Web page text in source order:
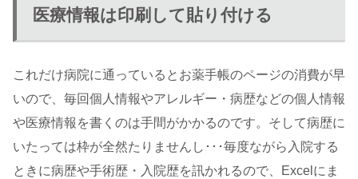
医療情報は印刷して貼り付ける
これだけ病院に通っているとお薬手帳のページの消費が早
いので、毎回個人情報やアレルギー・病歴などの個人情報
や医療情報を書くのは手間がかかるのです。そして病歴に
いたっては枠が全然たりませんし･･･毎度ながら入院する
ときに病歴や手術歴・入院歴を訊かれるので、Excelにま